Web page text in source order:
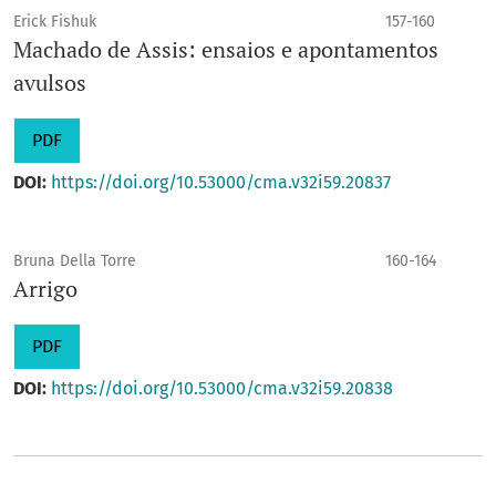
Erick Fishuk 157-160
Machado de Assis: ensaios e apontamentos
avulsos
PDF
DOI: https://doi.org/10.53000/cma.v32i59.20837
Bruna Della Torre 160-164
Arrigo
PDF
DOI: https://doi.org/10.53000/cma.v32i59.20838